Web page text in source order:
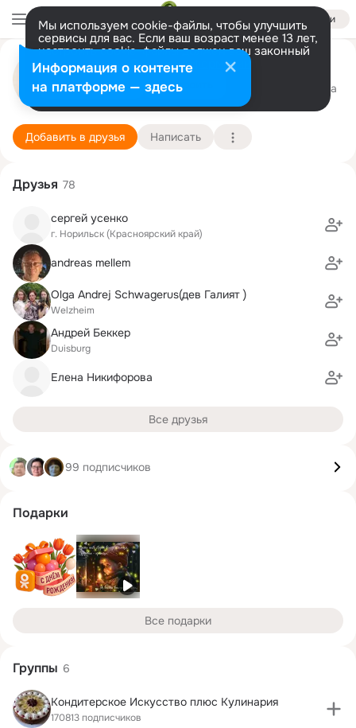
Войти
Мы используем cookie-файлы, чтобы улучшить
сервисы для вас. Если ваш возраст менее 13 лет,
настроить cookie-файлы должен ваш законный
представитель. Больше информации
Разрешить все Настроить
Вера Галярт
Delmenhorst 23 января (59 лет)
11 школа
Подробнее
Добавить в друзья Написать
Друзья 78
сергей усенко
г. Норильск (Красноярский край)
andreas mellem
Olga Andrej Schwagerus(дев Галият )
Welzheim
Андрей Беккер
Duisburg
Елена Никифорова
Все друзья
99 подписчиков
Подарки
Все подарки
Группы 6
Кондитерское Искусство плюс Кулинария
170813 подписчиков
Информация о контенте
на платформе — здесь